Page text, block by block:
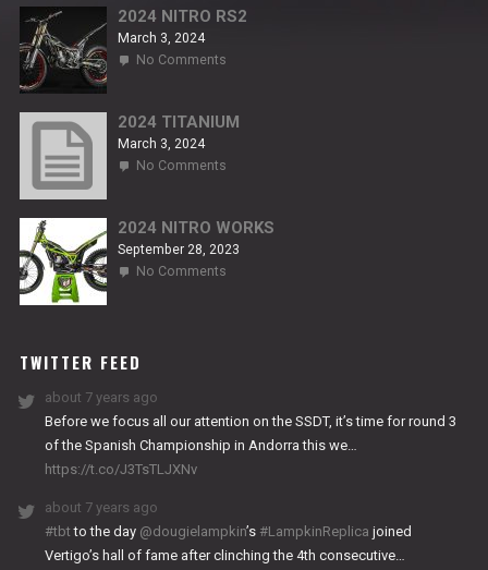
2024 NITRO RS2
March 3, 2024
No Commentson
RS2
2024 TITANIUM
March 3, 2024
No Commentson
2024 NITRO WORKS
September 28, 2023
No Commentson
TWITTER FEED
about 7 years ago
Before we focus all our attention on the SSDT, it’s time for round 3
of the Spanish Championship in Andorra this we…
https://t.co/J3TsTLJXNv
about 7 years ago
#tbt to the day @dougielampkin’s #LampkinReplica joined
Vertigo’s hall of fame after clinching the 4th consecutive…